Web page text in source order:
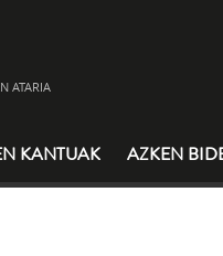
ATARIA
KANTUAK AZKEN